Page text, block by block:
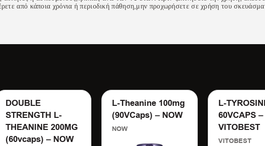
από κάποια χρόνια ή περιοδική πάθηση,μην προχωρήσετε σε χρήση του
DOUBLE
STRENGTH L-
THEANINE 200MG
(60vcaps) – NOW
L-Theanine 100mg
(90VCaps) – NOW
NOW
L-
60VCAPS –
VITOBEST
VITOBEST